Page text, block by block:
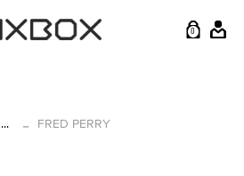
0
... FRED PERRY